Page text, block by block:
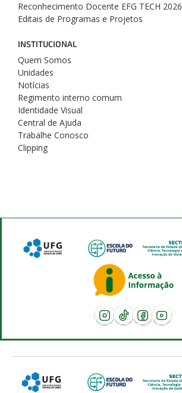
Reconhecimento Docente EFG TECH 2026
Editais de Programas e Projetos
INSTITUCIONAL
Quem Somos
Unidades
Notícias
Regimento interno comum
Identidade Visual
Central de Ajuda
Trabalhe Conosco
Clipping